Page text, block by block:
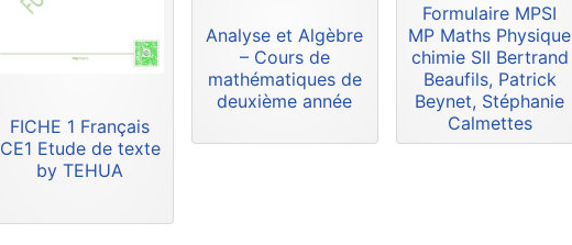
FICHE 1 Français
CE1 Etude de texte
by TEHUA
Analyse et Algèbre
– Cours de
mathématiques de
deuxième année
Formulaire MPSI
MP Maths Physique
chimie SII Bertrand
Beaufils, Patrick
Beynet, Stéphanie
Calmettes